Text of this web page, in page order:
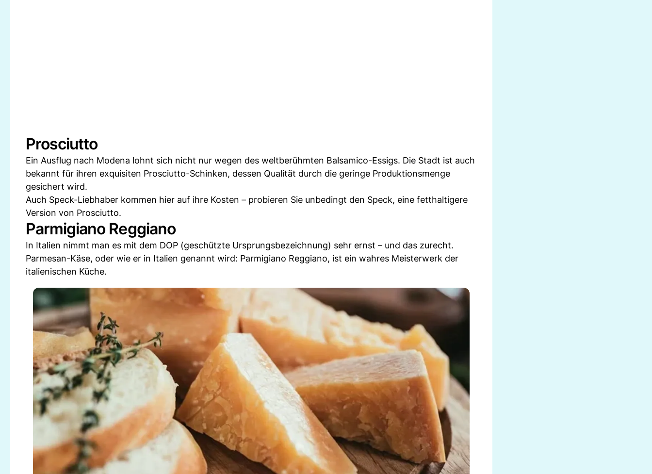
Prosciutto
Ein Ausflug nach Modena lohnt sich nicht nur wegen des weltberühmten Balsamico-Essigs. Die Stadt ist auch
bekannt für ihren exquisiten Prosciutto-Schinken, dessen Qualität durch die geringe Produktionsmenge
gesichert wird.
Auch Speck-Liebhaber kommen hier auf ihre Kosten – probieren Sie unbedingt den Speck, eine fetthaltigere
Version von Prosciutto.
Parmigiano Reggiano
In Italien nimmt man es mit dem DOP (geschützte Ursprungsbezeichnung) sehr ernst – und das zurecht.
Parmesan-Käse, oder wie er in Italien genannt wird: Parmigiano Reggiano, ist ein wahres Meisterwerk der
italienischen Küche.